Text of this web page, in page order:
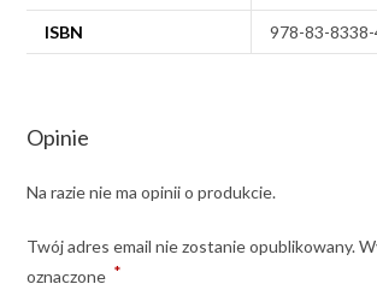
ISBN 978-83-
Opinie
Na razie nie ma opinii o produkcie.
Twój adres email nie zostanie opublikowany.
oznaczone *